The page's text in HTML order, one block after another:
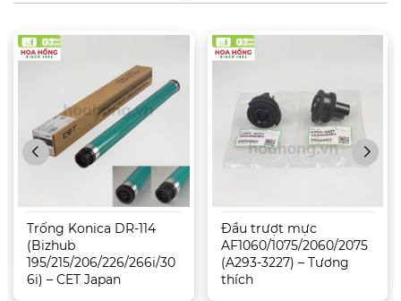
Trống Konica DR-114
(Bizhub
195/215/206/226/266i/30
6i) – CET Japan
Đầu trượt mực
AF1060/1075/2060/2075
(A293-3227) – Tương
thích